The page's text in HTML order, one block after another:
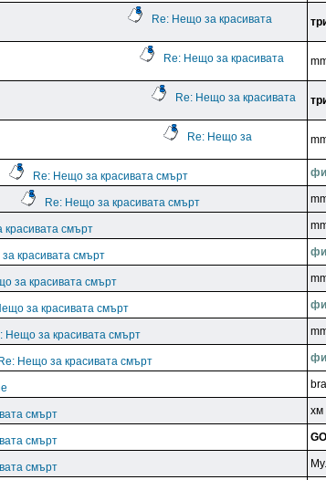
Re: Нещо за красивата
Re: Нещо за красивата
Re: Нещо за красивата
Re: Нещо за
Re: Нещо за красивата смърт
Re: Нещо за красивата смърт
красивата смърт
красивата смърт
за красивата смърт
за красивата смърт
Нещо за красивата смърт
Re: Нещо за красивата смърт
смърт xм
смърт
смърт